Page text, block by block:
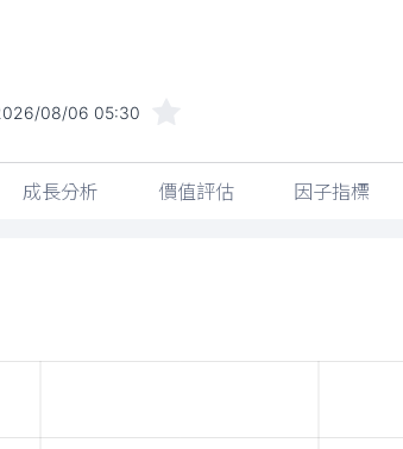
08/06 05:30
成長分析 價值評估 因子指標